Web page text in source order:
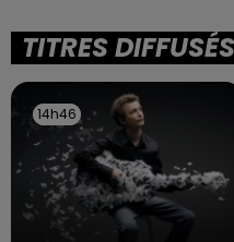
TITRES DIFFUSÉS
14h46
14h46